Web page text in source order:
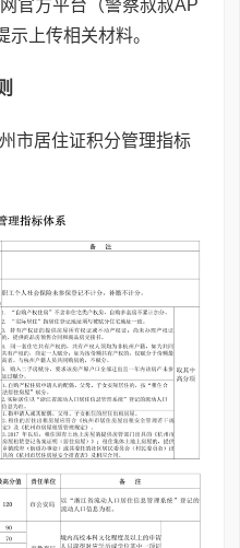
官方平台（警察叔叔AP
上传相关材料。
市居住证积分管理指标